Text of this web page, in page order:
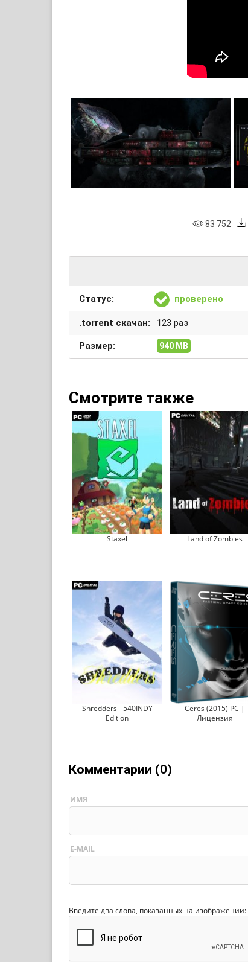
83 752
Статус: проверено
.torrent скачан: 123 раз
Размер: 940 MB
Смотрите также
Staxel Land of Zombies
Shredders - 540INDY
Edition
Ceres (2015) PC |
Лицензия
Комментарии (0)
ИМЯ
E-MAIL
Введите два слова, показанных на изображении: